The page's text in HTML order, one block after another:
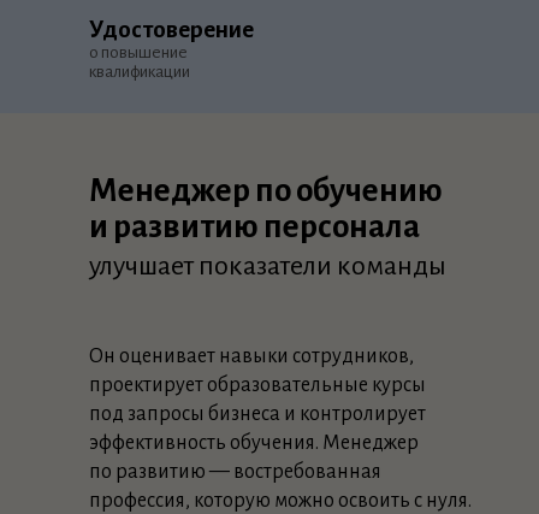
Удостоверение
о повышение
квалификации
на февраль 2023
на hh.ru
Менеджер по обучению
и развитию персонала
улучшает показатели команды
Он оценивает навыки сотрудников,
проектирует образовательные курсы
под запросы бизнеса и контролирует
эффективность обучения. Менеджер
по развитию — востребованная
профессия, которую можно освоить с нуля.